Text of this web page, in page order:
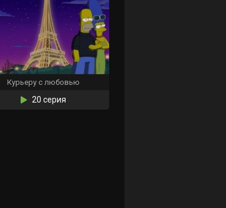
Курьеру с любовью
20 серия